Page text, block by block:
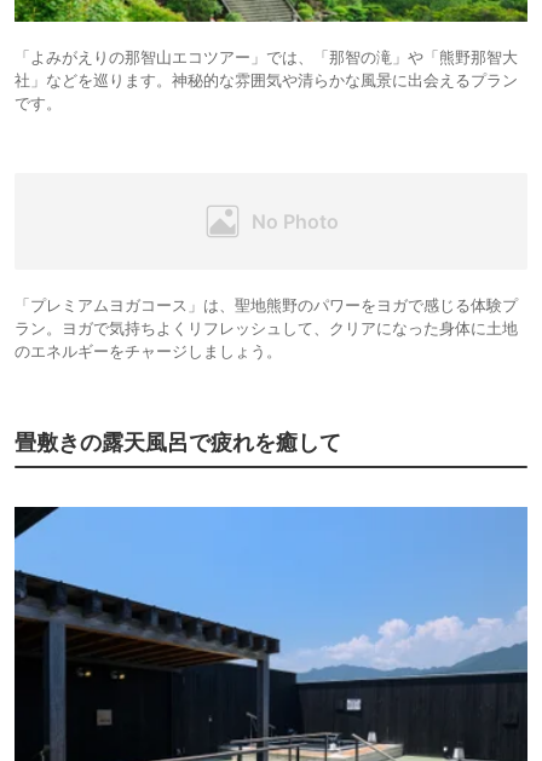
「よみがえりの那智山エコツアー」では、「那智の滝」や「熊野那智大
社」などを巡ります。神秘的な雰囲気や清らかな風景に出会えるプラン
です。
「プレミアムヨガコース」は、聖地熊野のパワーをヨガで感じる体験プ
ラン。ヨガで気持ちよくリフレッシュして、クリアになった身体に土地
のエネルギーをチャージしましょう。
畳敷きの露天風呂で疲れを癒して